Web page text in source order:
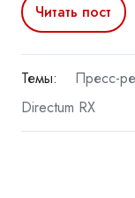
Читать пост
Темы: Пресс-
Directum RX